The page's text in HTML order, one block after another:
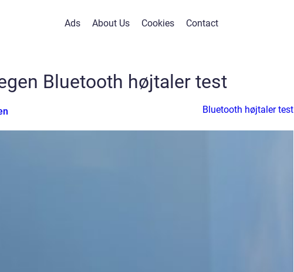
Ads About Us Cookies Contact
Bluetooth højtaler test
Bluetooth højtaler test